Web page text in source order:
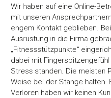
Wir haben auf eine Online-
mit unseren
engem Kontakt geblieben.
Ausrüstung in die Firma
„Fitnessstützpunkte“
dabei mit
Stress standen. Die meisten
Weise bei der Stange halten.
Verloren haben wir keinen